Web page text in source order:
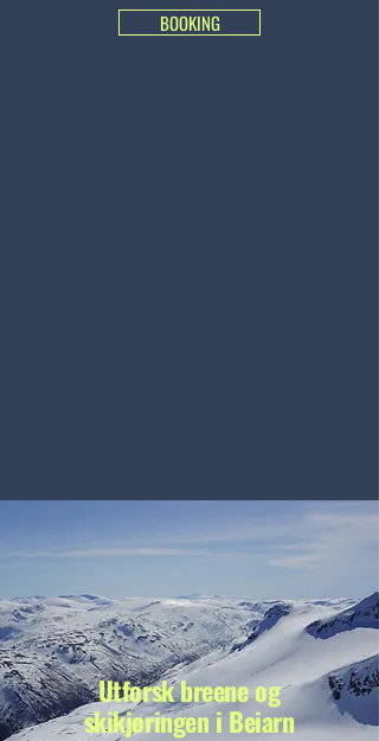
BOOKING
Utforsk breene og
skikjøringen i Beiarn